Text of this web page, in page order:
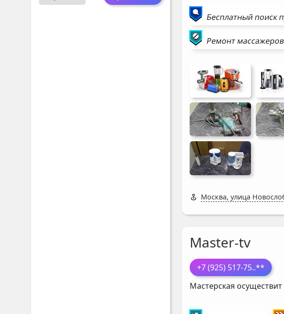
Бесплатный поиск
Ремонтмассажеров
Москва, улица
Master-tv
+7 (925) 517-75..**
Мастерская